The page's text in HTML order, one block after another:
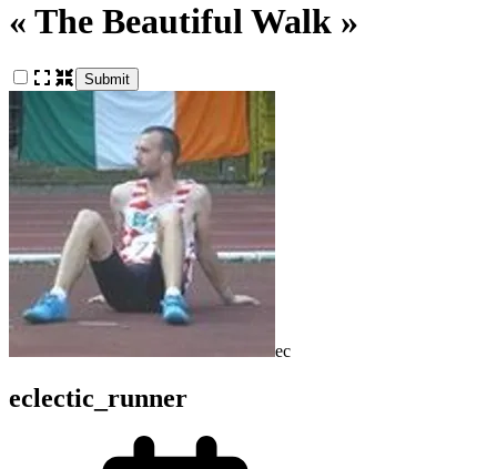
« The Beautiful Walk »
Submit
ec
eclectic_runner